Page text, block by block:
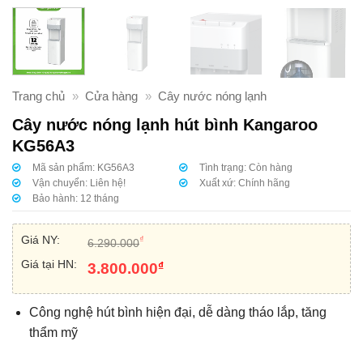
Trang chủ » Cửa hàng » Cây nước nóng lạnh
Cây nước nóng lạnh hút bình Kangaroo
KG56A3
Mã sản phẩm: KG56A3 Tình trạng:Còn hàng
Vận chuyển: Liên hệ! Xuất xứ: Chính hãng
Bảo hành: 12 tháng
Giá NY: 6.290.000₫
Giá tại HN: 3.800.000₫
Công nghệ hút bình hiện đại, dễ dàng tháo lắp, tăng
thẩm mỹ